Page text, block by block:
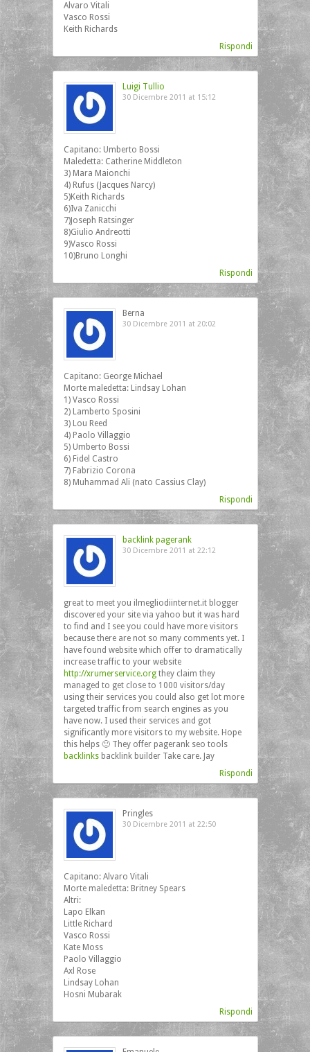
Alvaro Vitali
Vasco Rossi
Keith Richards
Rispondi
Luigi Tullio
30 Dicembre 2011 at 15:12
Capitano: Umberto Bossi
Maledetta: Catherine Middleton
3) Mara Maionchi
4) Rufus (Jacques Narcy)
5)Keith Richards
6)Iva Zanicchi
7)Joseph Ratsinger
8)Giulio Andreotti
9)Vasco Rossi
10)Bruno Longhi
Rispondi
Berna
30 Dicembre 2011 at 20:02
Capitano: George Michael
Morte maledetta: Lindsay Lohan
1) Vasco Rossi
2) Lamberto Sposini
3) Lou Reed
4) Paolo Villaggio
5) Umberto Bossi
6) Fidel Castro
7) Fabrizio Corona
8) Muhammad Ali (nato Cassius Clay)
Rispondi
backlink pagerank
30 Dicembre 2011 at 22:12
great to meet you ilmegliodiinternet.it blogger
discovered your site via yahoo but it was hard
to find and I see you could have more visitors
because there are not so many comments yet. I
have found website which offer to dramatically
increase traffic to your website
http://xrumerservice.orgthey claim they
managed to get close to 1000 visitors/day
using their services you could also get lot more
targeted traffic from search engines as you
have now. I used their services and got
significantly more visitors to my website. Hope
this helps 🙂 They offer pagerank seo tools
backlinksbacklink builder Take care. Jay
Rispondi
Pringles
30 Dicembre 2011 at 22:50
Capitano: Alvaro Vitali
Morte maledetta: Britney Spears
Altri:
Lapo Elkan
Little Richard
Vasco Rossi
Kate Moss
Paolo Villaggio
Axl Rose
Lindsay Lohan
Hosni Mubarak
Rispondi